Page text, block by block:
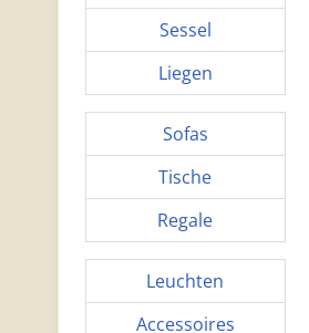
Sessel
Liegen
Sofas
Tische
Regale
Leuchten
Accessoires